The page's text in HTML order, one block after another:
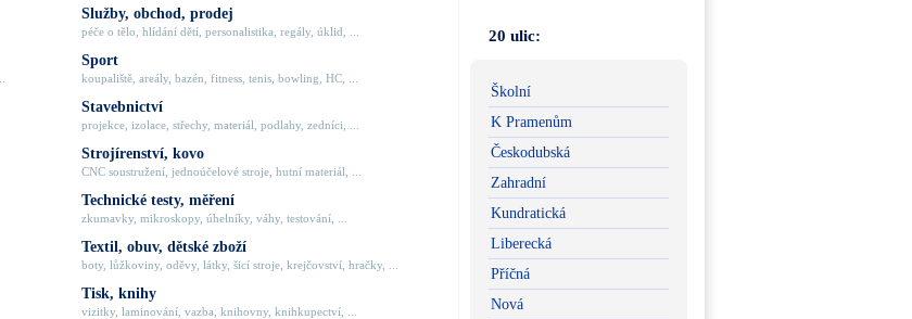
Služby, obchod, prodej
péče o tělo, hlídání dětí, personalistika, regály, úklid, ...
Sport
koupaliště, areály, bazén, fitness, tenis, bowling, HC, ...
Stavebnictví
projekce, izolace, střechy, materiál, podlahy, zedníci, ...
Strojírenství, kovo
CNC soustružení, jednoúčelové stroje, hutní materiál, ...
Technické testy, měření
zkumavky, mikroskopy, úhelníky, váhy, testování, ...
Textil, obuv, dětské zboží
boty, lůžkoviny, oděvy, látky, šicí stroje, krejčovství, hračky, ...
Tisk, knihy
vizitky, laminování, vazba, knihovny, knihkupectví, ...
20 ulic:
Školní
K Pramenům
Českodubská
Zahradní
Kundratická
Liberecká
Příčná
Nová